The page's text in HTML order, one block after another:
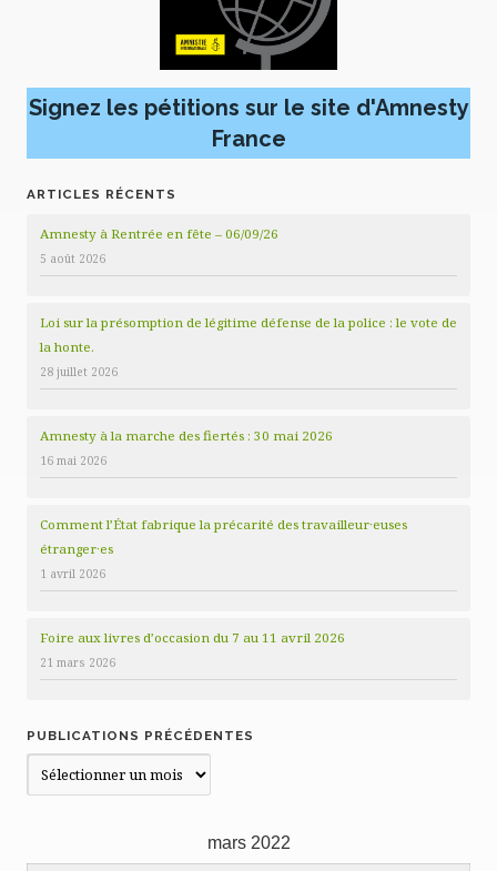
Signez les pétitions sur le site d'Amnesty
France
ARTICLES RÉCENTS
Amnesty à Rentrée en fête – 06/09/26
5 août 2026
Loi sur la présomption de légitime défense de la police : le vote de
la honte.
28 juillet 2026
Amnesty à la marche des fiertés : 30 mai 2026
16 mai 2026
Comment l’État fabrique la précarité des travailleur·euses
étranger·es
1 avril 2026
Foire aux livres d’occasion du 7 au 11 avril 2026
21 mars 2026
PUBLICATIONS PRÉCÉDENTES
Publications
mars 2022